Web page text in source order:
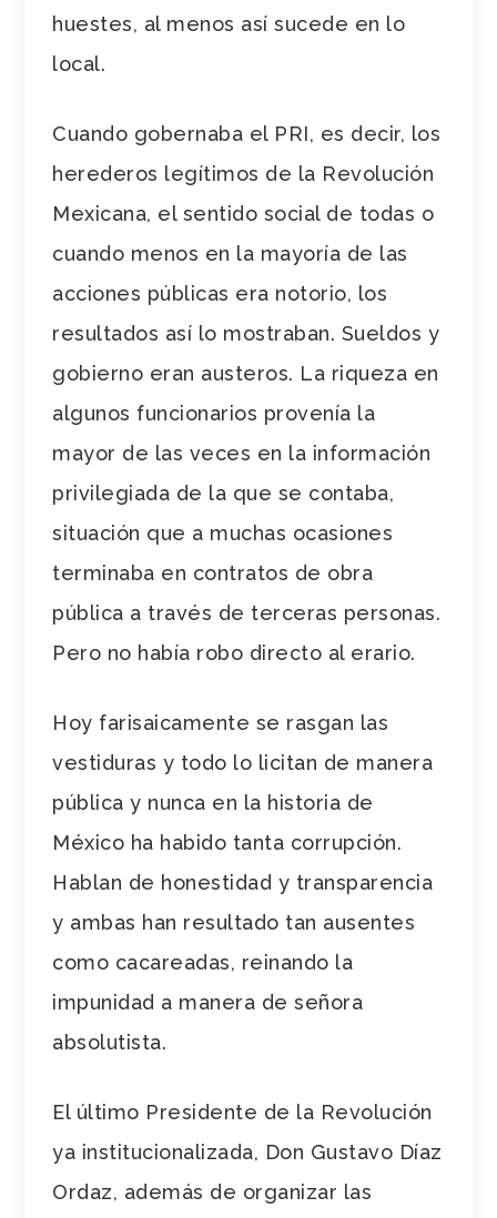
huestes, al menos así sucede en lo
local.
Cuando gobernaba el PRI, es decir, los
herederos legítimos de la Revolución
Mexicana, el sentido social de todas o
cuando menos en la mayoría de las
acciones públicas era notorio, los
resultados así lo mostraban. Sueldos y
gobierno eran austeros. La riqueza en
algunos funcionarios provenía la
mayor de las veces en la información
privilegiada de la que se contaba,
situación que a muchas ocasiones
terminaba en contratos de obra
pública a través de terceras personas.
Pero no había robo directo al erario.
Hoy farisaicamente se rasgan las
vestiduras y todo lo licitan de manera
pública y nunca en la historia de
México ha habido tanta corrupción.
Hablan de honestidad y transparencia
y ambas han resultado tan ausentes
como cacareadas, reinando la
impunidad a manera de señora
absolutista.
El último Presidente de la Revolución
ya institucionalizada, Don Gustavo Díaz
Ordaz, además de organizar las